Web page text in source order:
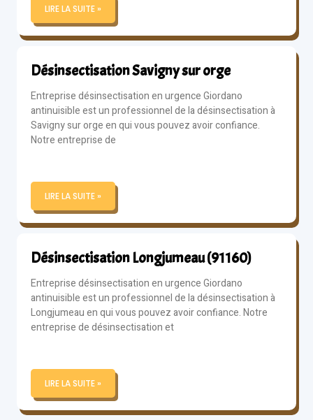
LIRE LA SUITE »
Désinsectisation Savigny sur orge
Entreprise désinsectisation en urgence Giordano
antinuisible est un professionnel de la désinsectisation à
Savigny sur orge en qui vous pouvez avoir confiance.
Notre entreprise de
LIRE LA SUITE »
Désinsectisation Longjumeau (91160)
Entreprise désinsectisation en urgence Giordano
antinuisible est un professionnel de la désinsectisation à
Longjumeau en qui vous pouvez avoir confiance. Notre
entreprise de désinsectisation et
LIRE LA SUITE »